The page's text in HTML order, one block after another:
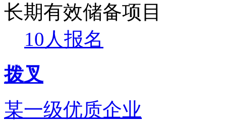
长期有效储备项目
10人报名
拨叉
某一级优质企业